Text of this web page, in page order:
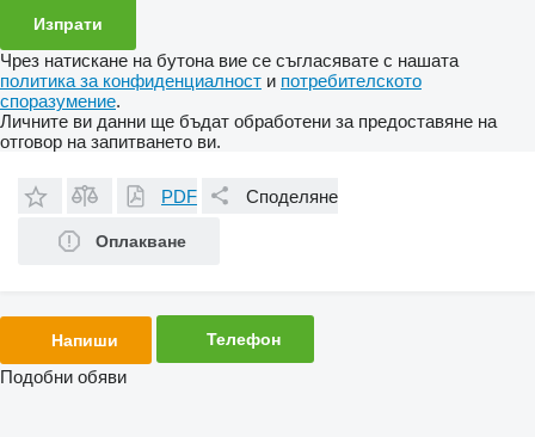
Чрез натискане на бутона вие се съгласявате с нашата
политика за конфиденциалност и потребителското
споразумение.
Личните ви данни ще бъдат обработени за предоставяне на
отговор на запитването ви.
PDF Споделяне
Оплакване
Напиши Телефон
Подобни обяви